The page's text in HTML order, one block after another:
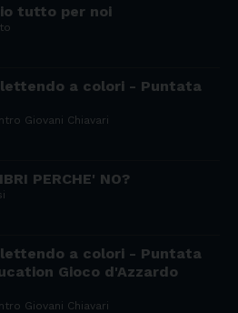
tutto per noi
a colori - Puntata
Giovani Chiavari
PERCHE' NO?
a colori - Puntata
Gioco d'Azzardo
Giovani Chiavari